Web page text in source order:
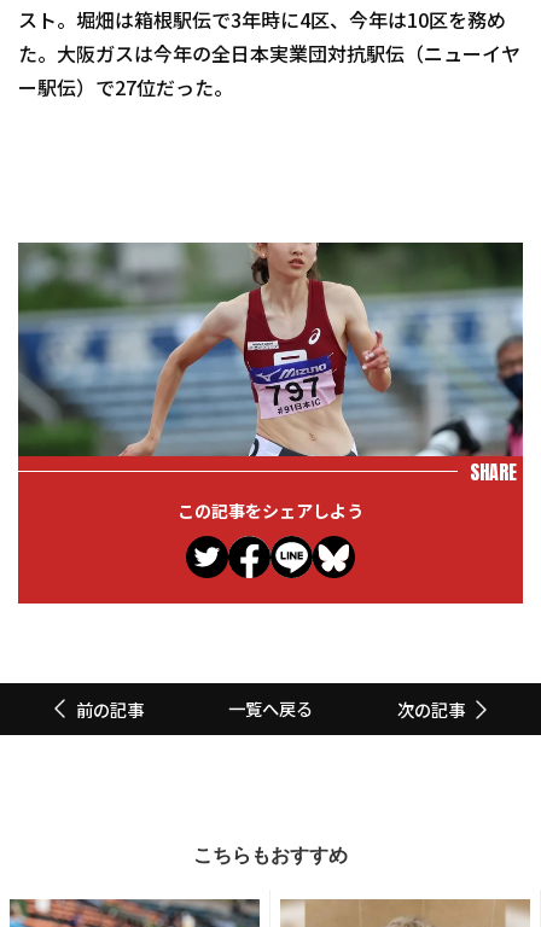
スト。堀畑は箱根駅伝で3年時に4区、今年は10区を務め
た。大阪ガスは今年の全日本実業団対抗駅伝（ニューイヤ
ー駅伝）で27位だった。
SHARE
この記事をシェアしよう
前の記事 一覧へ戻る 次の記事
こちらもおすすめ